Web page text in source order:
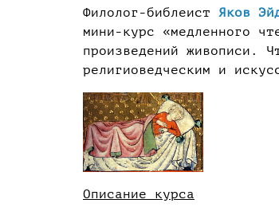
Филолог-библеист Яков
мини-курс «медленного
произведений живописи.
религиоведческим и
Описание курса